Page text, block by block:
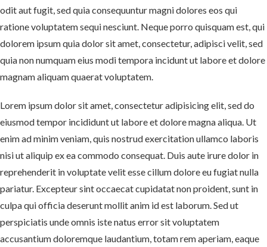
odit aut fugit, sed quia consequuntur magni dolores eos qui
ratione voluptatem sequi nesciunt. Neque porro quisquam est, qui
dolorem ipsum quia dolor sit amet, consectetur, adipisci velit, sed
quia non numquam eius modi tempora incidunt ut labore et dolore
magnam aliquam quaerat voluptatem.
Lorem ipsum dolor sit amet, consectetur adipisicing elit, sed do
eiusmod tempor incididunt ut labore et dolore magna aliqua. Ut
enim ad minim veniam, quis nostrud exercitation ullamco laboris
nisi ut aliquip ex ea commodo consequat. Duis aute irure dolor in
reprehenderit in voluptate velit esse cillum dolore eu fugiat nulla
pariatur. Excepteur sint occaecat cupidatat non proident, sunt in
culpa qui officia deserunt mollit anim id est laborum. Sed ut
perspiciatis unde omnis iste natus error sit voluptatem
accusantium doloremque laudantium, totam rem aperiam, eaque